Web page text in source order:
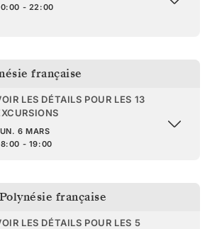
- 22:00
française
LES DÉTAILS POUR LES 13
6 MARS
- 19:00
Polynésie française
LES DÉTAILS POUR LES 5